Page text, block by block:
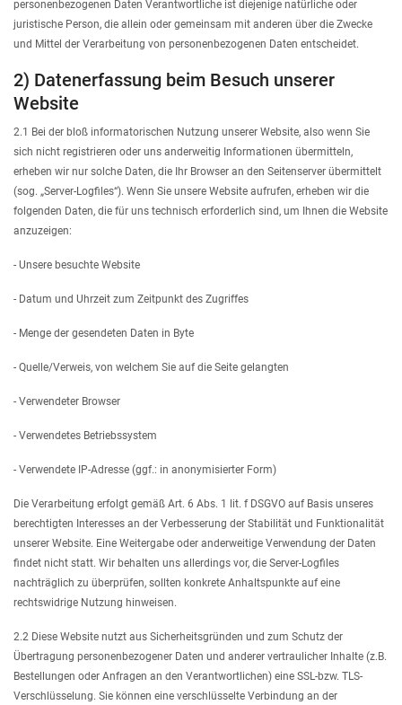
personenbezogenen Daten Verantwortliche ist diejenige natürliche oder
juristische Person, die allein oder gemeinsam mit anderen über die Zwecke
und Mittel der Verarbeitung von personenbezogenen Daten entscheidet.
2) Datenerfassung beim Besuch unserer
Website
2.1 Bei der bloß informatorischen Nutzung unserer Website, also wenn Sie
sich nicht registrieren oder uns anderweitig Informationen übermitteln,
erheben wir nur solche Daten, die Ihr Browser an den Seitenserver übermittelt
(sog. „Server-Logfiles“). Wenn Sie unsere Website aufrufen, erheben wir die
folgenden Daten, die für uns technisch erforderlich sind, um Ihnen die Website
anzuzeigen:
- Unsere besuchte Website
- Datum und Uhrzeit zum Zeitpunkt des Zugriffes
- Menge der gesendeten Daten in Byte
- Quelle/Verweis, von welchem Sie auf die Seite gelangten
- Verwendeter Browser
- Verwendetes Betriebssystem
- Verwendete IP-Adresse (ggf.: in anonymisierter Form)
Die Verarbeitung erfolgt gemäß Art. 6 Abs. 1 lit. f DSGVO auf Basis unseres
berechtigten Interesses an der Verbesserung der Stabilität und Funktionalität
unserer Website. Eine Weitergabe oder anderweitige Verwendung der Daten
findet nicht statt. Wir behalten uns allerdings vor, die Server-Logfiles
nachträglich zu überprüfen, sollten konkrete Anhaltspunkte auf eine
rechtswidrige Nutzung hinweisen.
2.2 Diese Website nutzt aus Sicherheitsgründen und zum Schutz der
Übertragung personenbezogener Daten und anderer vertraulicher Inhalte (z.B.
Bestellungen oder Anfragen an den Verantwortlichen) eine SSL-bzw. TLS-
Verschlüsselung. Sie können eine verschlüsselte Verbindung an der